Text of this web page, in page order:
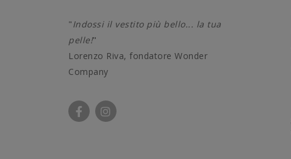
"Indossi il vestito più bello... la tua
pelle!"
Lorenzo Riva, fondatore Wonder
Company